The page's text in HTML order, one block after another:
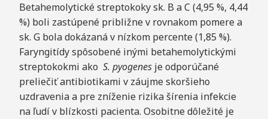
Betahemolytické streptokoky sk. B a C (4,95 %, 4,44
%) boli zastúpené približne v rovnakom pomere a
sk. G bola dokázaná v nízkom percente (1,85 %).
Faryngitídy spôsobené inými betahemolytickými
streptokokmi ako S. pyogenes je odporúčané
preliečiť antibiotikami v záujme skoršieho
uzdravenia a pre zníženie rizika šírenia infekcie
na ľudí v blízkosti pacienta. Osobitne dôležité je